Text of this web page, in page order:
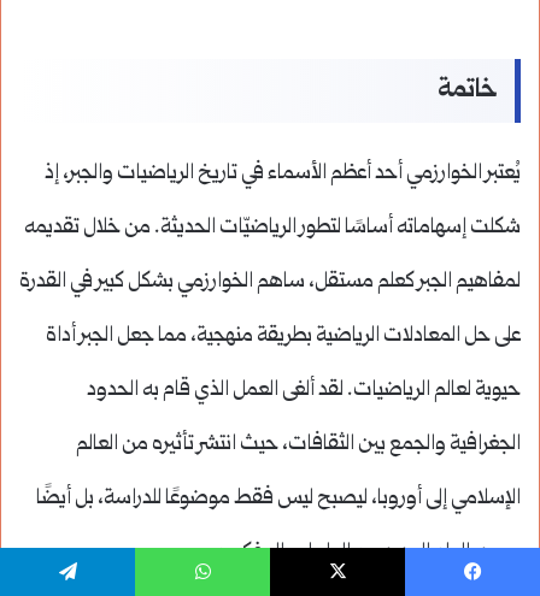
خاتمة
يُعتبر الخوارزمي أحد أعظم الأسماء في تاريخ الرياضيات والجبر، إذ
شكلت إسهاماته أساسًا لتطور الرياضيّات الحديثة. من خلال تقديمه
لمفاهيم الجبر كعلم مستقل، ساهم الخوارزمي بشكل كبير في القدرة
على حل المعادلات الرياضية بطريقة منهجية، مما جعل الجبر أداة
حيوية لعالم الرياضيات. لقد ألغى العمل الذي قام به الحدود
الجغرافية والجمع بين الثقافات، حيث انتشر تأثيره من العالم
الإسلامي إلى أوروبا، ليصبح ليس فقط موضوعًا للدراسة، بل أيضًا
مصدر إلهام للعديد من العلماء والمفكرين.